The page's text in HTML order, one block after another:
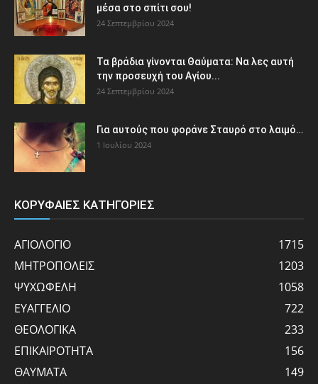
μέσα στο σπίτι σου!
24 Σεπτεμβρίου 2024
Τα βράδια γίνονται Θαύματα: Να λες αυτή
την προσευχή του Αγίου...
24 Σεπτεμβρίου 2024
Για αυτούς που φοράνε Σταυρό στο λαιμό…
1 Ιουλίου 2024
ΚΟΡΥΦΑΙΕΣ ΚΑΤΗΓΟΡΙΕΣ
ΑΓΙΟΛΟΓΙΟ
1715
ΜΗΤΡΟΠΟΛΕΙΣ
1203
ΨΥΧΩΦΕΛΗ
1058
ΕΥΑΓΓΕΛΙΟ
722
ΘΕΟΛΟΓΙΚΑ
233
ΕΠΙΚΑΙΡΟΤΗΤΑ
156
ΘΑΥΜΑΤΑ
149